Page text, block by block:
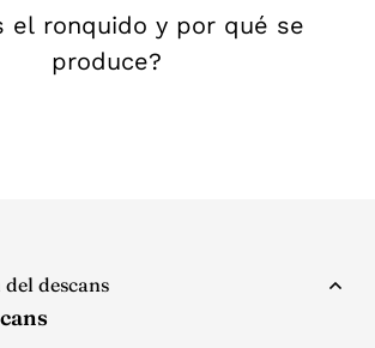
el ronquido y por qué se
produce?
descans